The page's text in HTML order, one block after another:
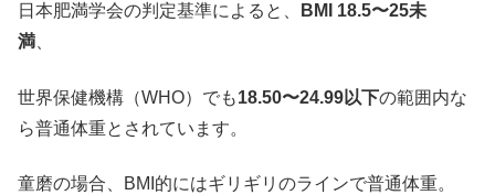
日本肥満学会の判定基準によると、
BMI 18.5〜25未
満
世界保健機構（WHO）でも18.50〜24.99以下の範囲内な
ら普通体重とされています。
童磨の場合、BMI的にはギリギリのラインで普通体重。